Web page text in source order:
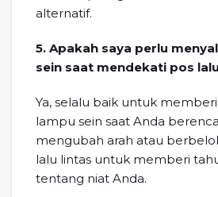
alternatif.
5. Apakah saya perlu
sein saat mendekati pos
Ya, selalu baik untuk
lampu sein saat Anda
mengubah arah atau
lalu lintas untuk memberi
tentang niat Anda.